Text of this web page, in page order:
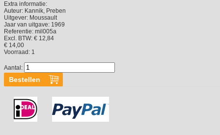
Extra informatie:
Auteur: Kannik, Preben
Uitgever: Moussault
Jaar van uitgave: 1969
Referentie: mil005a
Excl. BTW: € 12,84
€ 14,00
Voorraad: 1
Aantal: